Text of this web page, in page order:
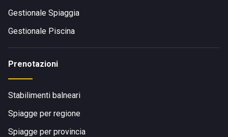
Gestionale Spiaggia
Gestionale Piscina
Prenotazioni
Stabilimenti balneari
Spiagge per regione
Spiagge per provincia